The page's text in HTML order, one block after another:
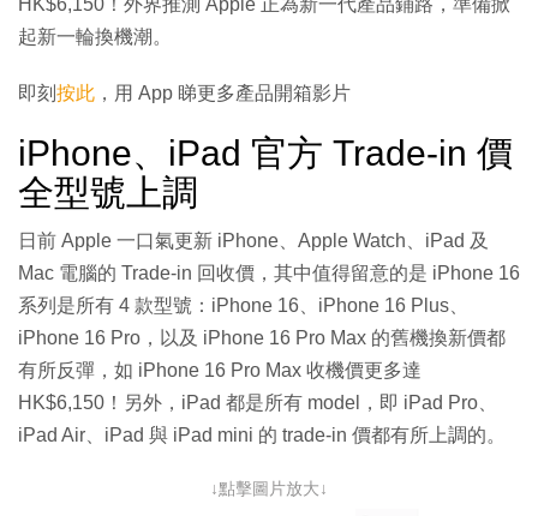
HK$6,150！外界推測 Apple 正為新一代產品鋪路，準備掀
起新一輪換機潮。
即刻 按此 ，用 App 睇更多產品開箱影片
iPhone、iPad 官方 Trade-in 價
全型號上調
日前 Apple 一口氣更新 iPhone、Apple Watch、iPad 及
Mac 電腦的 Trade-in 回收價，其中值得留意的是 iPhone 16
系列是所有 4 款型號：iPhone 16、iPhone 16 Plus、
iPhone 16 Pro，以及 iPhone 16 Pro Max 的舊機換新價都
有所反彈，如 iPhone 16 Pro Max 收機價更多達
HK$6,150！另外，iPad 都是所有 model，即 iPad Pro、
iPad Air、iPad 與 iPad mini 的 trade-in 價都有所上調的。
↓點擊圖片放大↓